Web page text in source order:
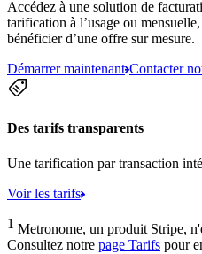
Accédez à une solution de
tarification à l’usage ou
bénéficier d’une offre sur mesure.
Démarrer maintenant Contacter
Des tarifs transparents
Une tarification par transaction
Voir les tarifs
1 Metronome, un produit Stripe,
Consultez notre page Tarifs pour